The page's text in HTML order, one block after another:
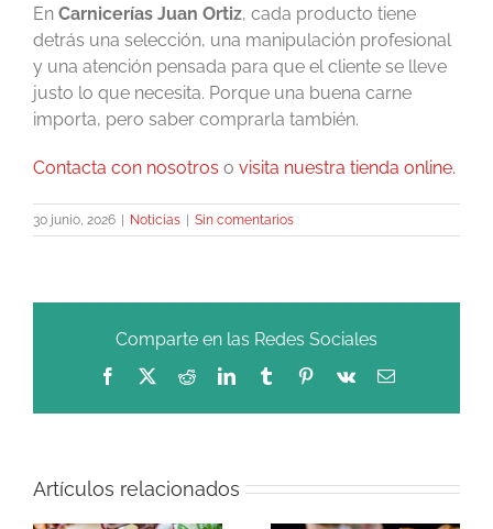
En Carnicerías Juan Ortiz, cada producto tiene
detrás una selección, una manipulación profesional
y una atención pensada para que el cliente se lleve
justo lo que necesita. Porque una buena carne
importa, pero saber comprarla también.
Contacta con nosotros o visita nuestra tienda online.
30 junio, 2026 Noticias Sin comentarios
Comparte en las Redes Sociales
Facebook
X RedditLinkedInTumblrPinterest
Vk
Correo
Artículos relacionados